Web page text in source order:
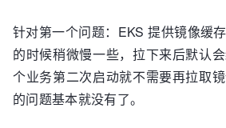
针对第一个问题：EKS 提供镜像缓
的时候稍微慢一些，拉下来后默认
个业务第二次启动就不需要再拉取
的问题基本就没有了。